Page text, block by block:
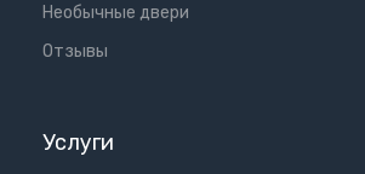
Необычные двери
Отзывы
Услуги